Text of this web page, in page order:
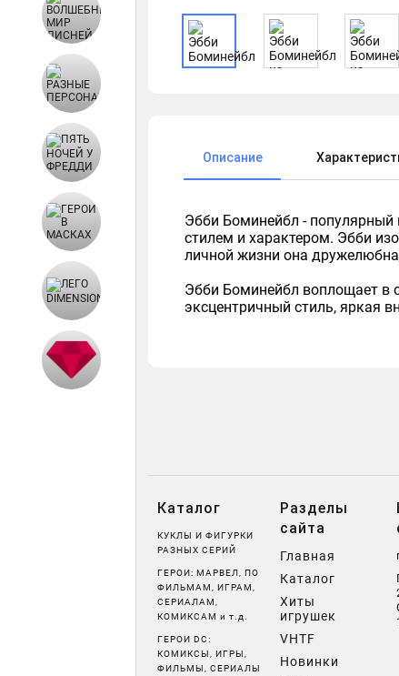
Описание
Эбби Боминейбл -
стилем и характером. Эбби
личной жизни она
Эбби Боминейбл воплощает в
эксцентричный стиль, яркая
Каталог
КУКЛЫ И ФИГУРКИ
РАЗНЫХ СЕРИЙ
ГЕРОИ: МАРВЕЛ, ПО
ФИЛЬМАМ, ИГРАМ,
СЕРИАЛАМ,
КОМИКСАМ и т.д.
ГЕРОИ DC:
КОМИКСЫ, ИГРЫ,
ФИЛЬМЫ, СЕРИАЛЫ
Разделы
сайта
Главная
Каталог
Хиты
игрушек
VHTF
Новинки